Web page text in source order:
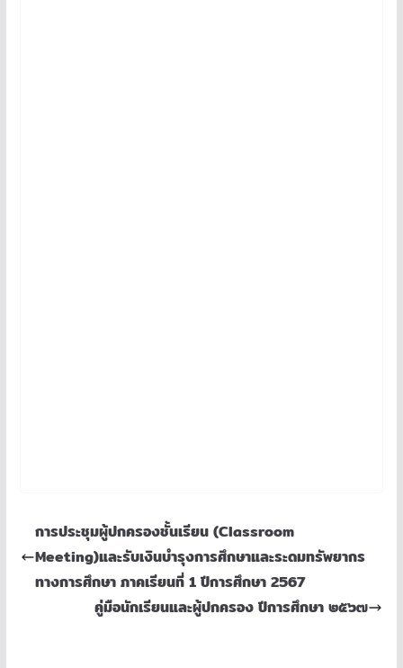
การประชุมผู้ปกครองชั้นเรียน (Classroom
Meeting)และรับเงินบำรุงการศึกษาและระดมทรัพยากร
ทางการศึกษา ภาคเรียนที่ 1 ปีการศึกษา 2567
คู่มือนักเรียนและผู้ปกครอง ปีการศึกษา ๒๕๖๗